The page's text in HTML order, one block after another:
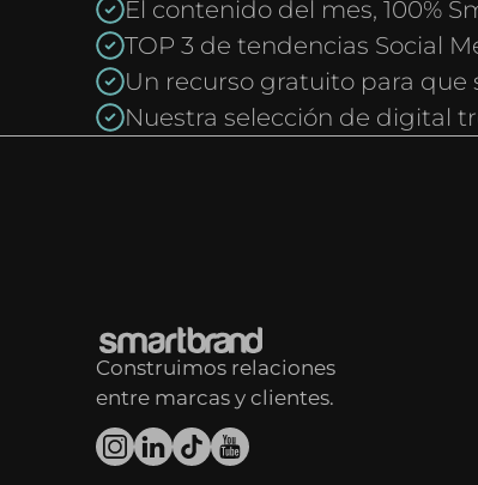
El contenido del mes, 100%
TOP 3 de tendencias Social
Un recurso gratuito para que
Nuestra selección de digital
Construimos relaciones
entre marcas y clientes.